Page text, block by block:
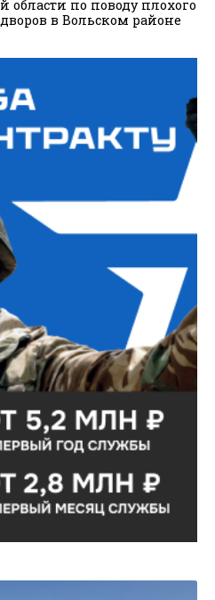
области по поводу плохого
в Вольском районе